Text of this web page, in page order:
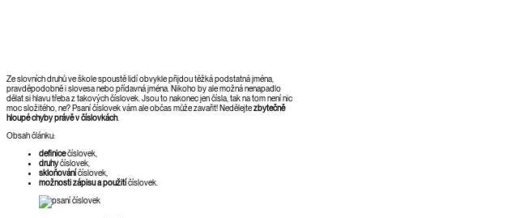
Ze slovních druhů ve škole spoustě lidí obvykle přijdou těžká podstatná jména,
pravděpodobně i slovesa nebo přídavná jména. Nikoho by ale možná nenapadlo
dělat si hlavu třeba z takových číslovek. Jsou to nakonec jen čísla, tak na tom není nic
moc složitého, ne? Psaní číslovek vám ale občas může zavařit! Nedělejtezbytečně
hloupé chyby právě v číslovkách.
Obsah článku:
definicečíslovek,
druhyčíslovek,
skloňováníčíslovek,
možnosti zápisu a použitíčíslovek.